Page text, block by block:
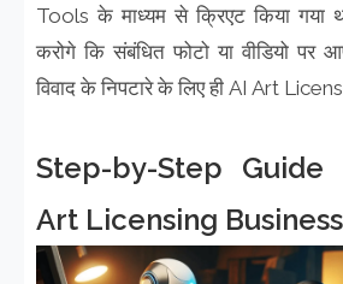
Tools के माध्यम से क्रिएट किया गया
करोगे कि संबंधित फोटो या वीडियो पर
विवाद के निपटारे के लिए ही AI Art
Step-by-Step
Art Licensing Business